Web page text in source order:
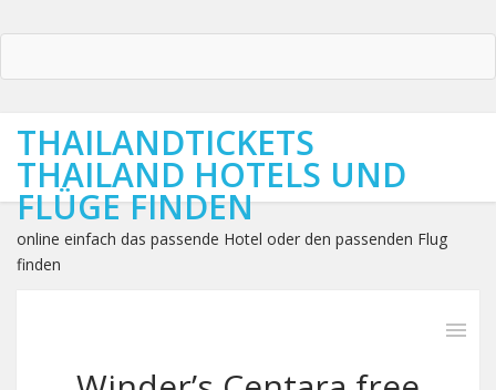
THAILANDTICKETS
THAILAND HOTELS UND
FLÜGE FINDEN
online einfach das passende Hotel oder den passenden Flug
finden